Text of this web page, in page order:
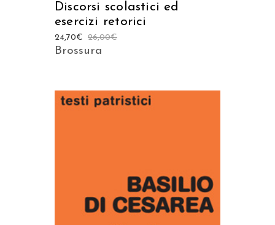
Discorsi scolastici ed
esercizi retorici
26,00€
24,70€
Brossura
AGGIUNGI AL CARRELLO